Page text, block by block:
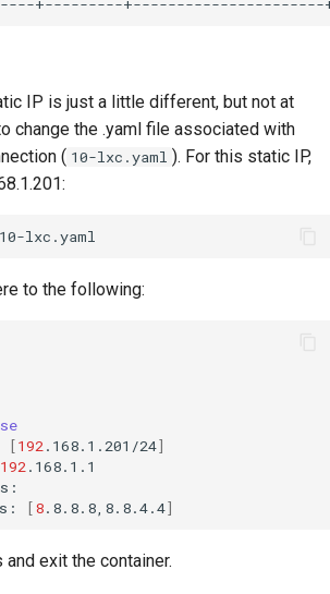
IP is just a little different, but not at
change the .yaml file associated with
( 10-lxc.yaml ). For this static IP,
to the following:
[192 .168.1.201/24]
192
[8.8.8.8,8.8.4.4]
and exit the container.